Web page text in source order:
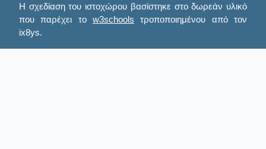
Η σχεδίαση του ιστοχώρου βασίστηκε στο δωρεάν υλικό
που παρέχει το w3schools τροποποιημένου από τον
ix8ys.